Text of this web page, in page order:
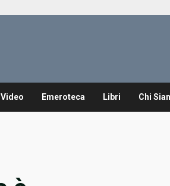
Video Emeroteca Libri Chi